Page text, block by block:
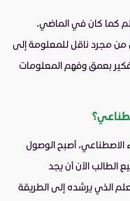
كما كان في الماضي.
من مجرد ناقل للمعلومة إلى
بعمق وفهم المعلومات
الاصطناعي، أصبح الوصول
الآن أن يجد
الذي يرشده إلى الطريقة